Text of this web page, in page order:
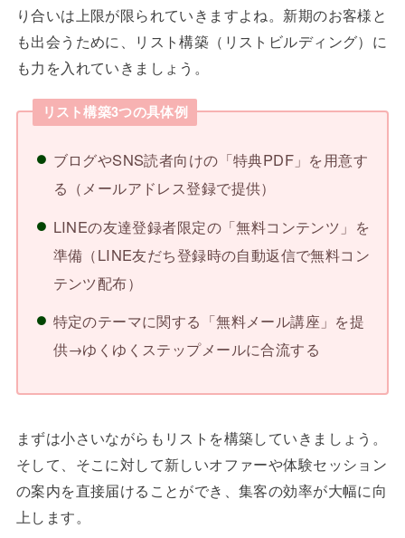
り合いは上限が限られていきますよね。新期のお客様と
も出会うために、リスト構築（リストビルディング）に
も力を入れていきましょう。
リスト構築3つの具体例
ブログやSNS読者向けの「特典PDF」を用意す
る（メールアドレス登録で提供）
LINEの友達登録者限定の「無料コンテンツ」を
準備（LINE友だち登録時の自動返信で無料コン
テンツ配布）
特定のテーマに関する「無料メール講座」を提
供→ゆくゆくステップメールに合流する
まずは小さいながらもリストを構築していきましょう。
そして、そこに対して新しいオファーや体験セッション
の案内を直接届けることができ、集客の効率が大幅に向
上します。